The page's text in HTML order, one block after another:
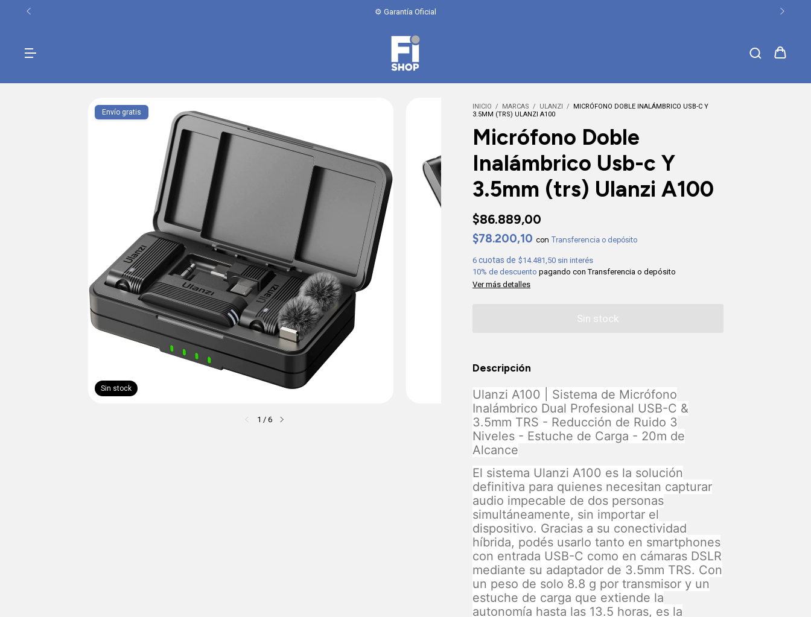
💳 6 cuotas sin interés / 10% off transferencia
Sin stock
Envío gratis
1 / 6
INICIO / MARCAS / ULANZI /
MICRÓFONO DOBLE INALÁMBRICO USB-C Y
3.5MM (TRS) ULANZI A100
Micrófono Doble
Inalámbrico Usb-c Y
3.5mm (trs) Ulanzi A100
$86.889,00
$78.200,10 con Transferencia o depósito
6 $14.481,50 sin interés
10% de descuento pagando con Transferencia o depósito
Ver más detalles
Descripción
Ulanzi A100 | Sistema de Micrófono
Inalámbrico Dual Profesional USB-C &
3.5mm TRS - Reducción de Ruido 3
Niveles - Estuche de Carga - 20m de
Alcance
El sistema Ulanzi A100 es la solución
definitiva para quienes necesitan capturar
audio impecable de dos personas
simultáneamente, sin importar el
dispositivo. Gracias a su conectividad
híbrida, podés usarlo tanto en smartphones
con entrada USB-C como en cámaras DSLR
mediante su adaptador de 3.5mm TRS. Con
un peso de solo 8.8 g por transmisor y un
estuche de carga que extiende la
autonomía hasta las 13.5 horas, es la